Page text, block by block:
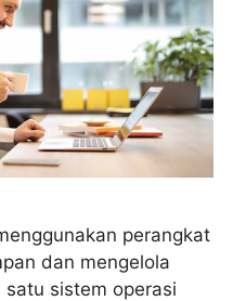
perangkat
dan mengelola
sistem operasi